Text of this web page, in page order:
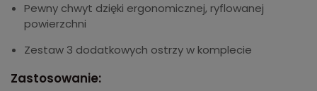
Pewny chwyt dzięki ergonomicznej, ryflowanej
powierzchni
Zestaw 3 dodatkowych ostrzy w komplecie
Zastosowanie: